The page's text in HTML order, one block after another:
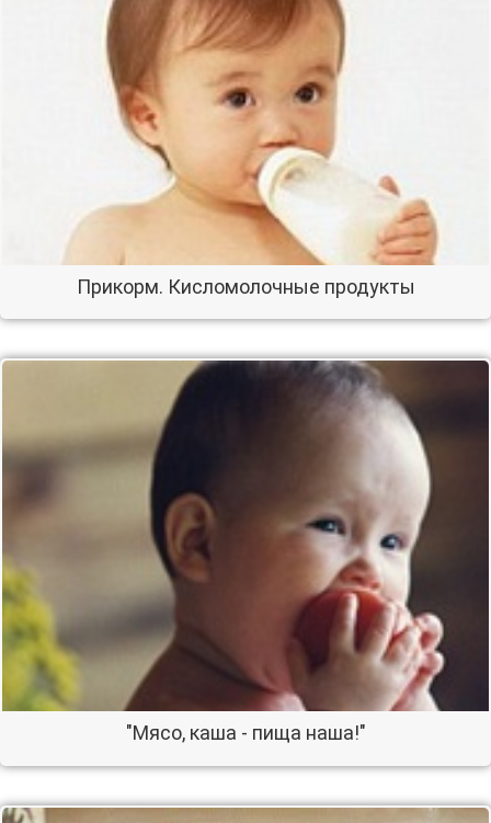
Прикорм. Кисломолочные продукты
"Мясо, каша - пища наша!"